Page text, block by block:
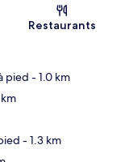
Restaurants
pied - 1.0 km
km
- 1.3 km